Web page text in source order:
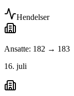
Hendelser
Ansatte: 182 → 183
16. juli